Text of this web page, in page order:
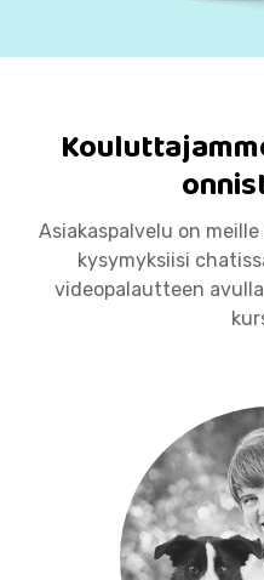
Asiakaspalvelu on
kysymyksiisi
videopalautteen